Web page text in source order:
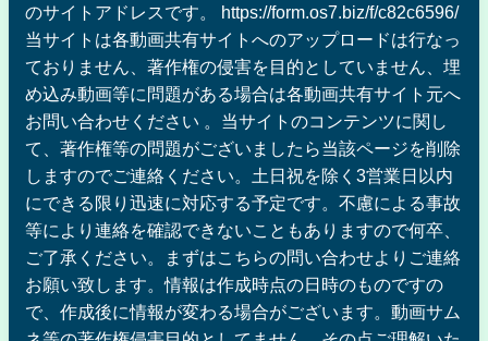
のサイトアドレスです。 https://form.os7.biz/f/c82c6596/
当サイトは各動画共有サイトへのアップロードは行なっ
ておりません、著作権の侵害を目的としていません、埋
め込み動画等に問題がある場合は各動画共有サイト元へ
お問い合わせください 。当サイトのコンテンツに関し
て、著作権等の問題がございましたら当該ページを削除
しますのでご連絡ください。土日祝を除く3営業日以内
にできる限り迅速に対応する予定です。不慮による事故
等により連絡を確認できないこともありますので何卒、
ご了承ください。まずはこちらの問い合わせよりご連絡
お願い致します。情報は作成時点の日時のものですの
で、作成後に情報が変わる場合がございます。動画サム